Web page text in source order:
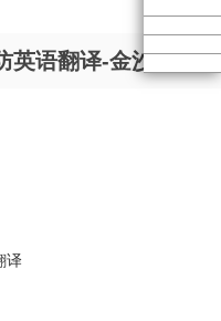
英语翻译-金沙
译